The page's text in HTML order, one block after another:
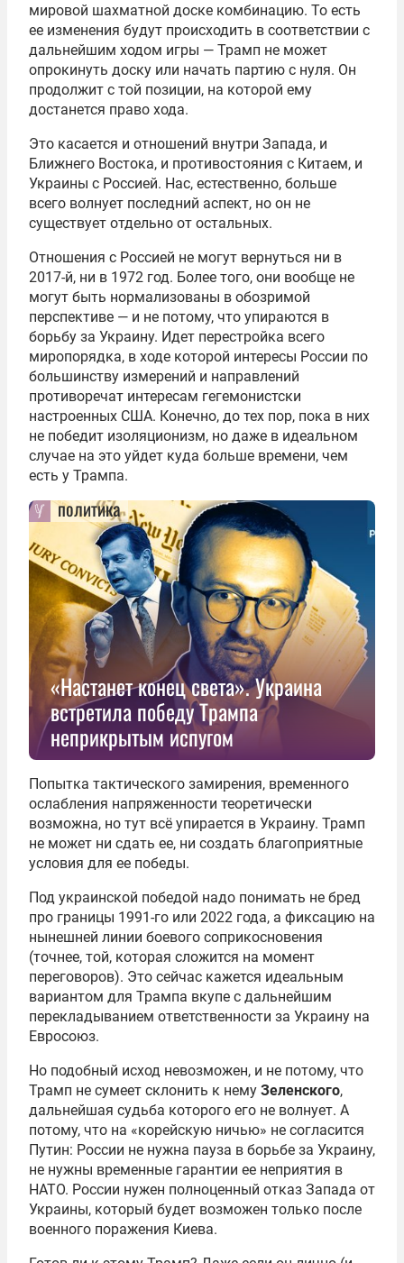
мировой шахматной доске комбинацию. То есть
ее изменения будут происходить в соответствии с
дальнейшим ходом игры — Трамп не может
опрокинуть доску или начать партию с нуля. Он
продолжит с той позиции, на которой ему
достанется право хода.
Это касается и отношений внутри Запада, и
Ближнего Востока, и противостояния с Китаем, и
Украины с Россией. Нас, естественно, больше
всего волнует последний аспект, но он не
существует отдельно от остальных.
Отношения с Россией не могут вернуться ни в
2017-й, ни в 1972 год. Более того, они вообще не
могут быть нормализованы в обозримой
перспективе — и не потому, что упираются в
борьбу за Украину. Идет перестройка всего
миропорядка, в ходе которой интересы России по
большинству измерений и направлений
противоречат интересам гегемонистски
настроенных США. Конечно, до тех пор, пока в них
не победит изоляционизм, но даже в идеальном
случае на это уйдет куда больше времени, чем
есть у Трампа.
политика
«Настанет конец света». Украина
встретила победу Трампа
неприкрытым испугом
Попытка тактического замирения, временного
ослабления напряженности теоретически
возможна, но тут всё упирается в Украину. Трамп
не может ни сдать ее, ни создать благоприятные
условия для ее победы.
Под украинской победой надо понимать не бред
про границы 1991-го или 2022 года, а фиксацию на
нынешней линии боевого соприкосновения
(точнее, той, которая сложится на момент
переговоров). Это сейчас кажется идеальным
вариантом для Трампа вкупе с дальнейшим
перекладыванием ответственности за Украину на
Евросоюз.
Но подобный исход невозможен, и не потому, что
Трамп не сумеет склонить к нему Зеленского,
дальнейшая судьба которого его не волнует. А
потому, что на «корейскую ничью» не согласится
Путин: России не нужна пауза в борьбе за Украину,
не нужны временные гарантии ее неприятия в
НАТО. России нужен полноценный отказ Запада от
Украины, который будет возможен только после
военного поражения Киева.